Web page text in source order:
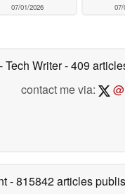
07/01/2026 07/
- Tech Writer- 409
contact me via:
- 815842 articles